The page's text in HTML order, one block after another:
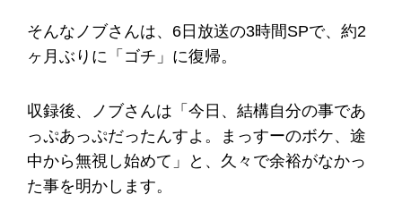
そんなノブさんは、6日放送の3時間SPで、約2
ヶ月ぶりに「ゴチ」に復帰。
収録後、ノブさんは「今日、結構自分の事であ
っぷあっぷだったんすよ。まっすーのボケ、途
中から無視し始めて」と、久々で余裕がなかっ
た事を明かします。